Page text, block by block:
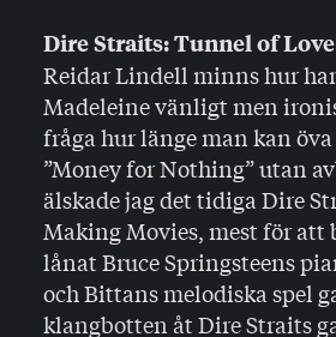
Dire Straits: Tunnel of
Reidar Lindell minns hur
Madeleine vänligt men
fråga hur länge man kan
”Money for Nothing” utan
älskade jag det tidiga Dire
Making Movies, mest för att
lånat Bruce Springsteens
och Bittans melodiska spel
klangbotten åt Dire Straits